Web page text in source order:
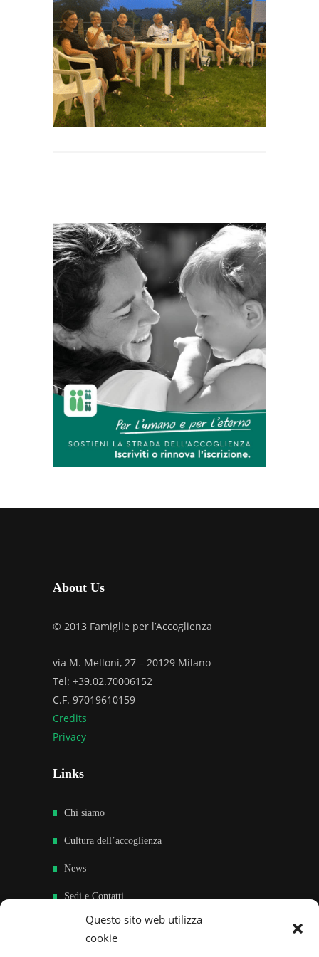
Questo sito web utilizza
cookie
About Us
© 2013 Famiglie per l’Accoglienza
via M. Melloni, 27 – 20129 Milano
Tel: +39.02.70006152
C.F. 97019610159
Credits
Privacy
Links
Chi siamo
Cultura dell’accoglienza
News
Sedi e Contatti
Sostieni